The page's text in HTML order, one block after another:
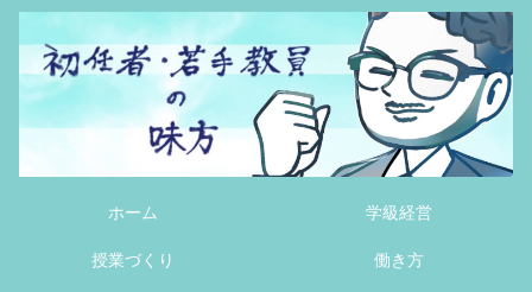
ホーム 学級経営
授業づくり 働き方